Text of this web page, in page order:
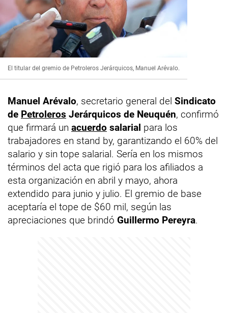
El titular del gremio de Petroleros Jerárquicos, Manuel Arévalo.
Manuel Arévalo, secretario general del Sindicato
de Petroleros Jerárquicos de Neuquén, confirmó
que firmará un acuerdo salarial para los
trabajadores en stand by, garantizando el 60% del
salario y sin tope salarial. Sería en los mismos
términos del acta que rigió para los afiliados a
esta organización en abril y mayo, ahora
extendido para junio y julio. El gremio de base
aceptaría el tope de $60 mil, según las
apreciaciones que brindó Guillermo Pereyra.